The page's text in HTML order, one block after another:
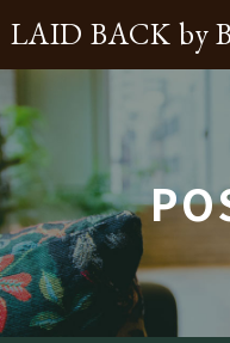
LAID BACK by